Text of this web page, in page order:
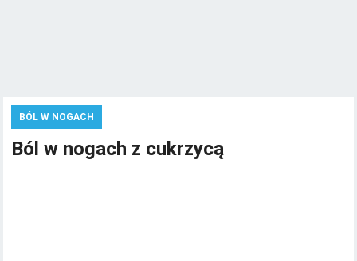
BÓL W NOGACH
Ból w nogach z cukrzycą